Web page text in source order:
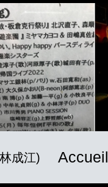
成江) Accueil